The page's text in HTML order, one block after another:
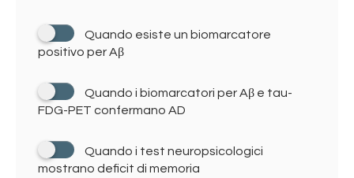
Quando esiste un biomarcatore
positivo per Aβ
Quando i biomarcatori per Aβ e tau-
FDG-PET confermano AD
Quando i test neuropsicologici
mostrano deficit di memoria